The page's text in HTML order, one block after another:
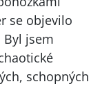
se objevilo
jsem
schopných